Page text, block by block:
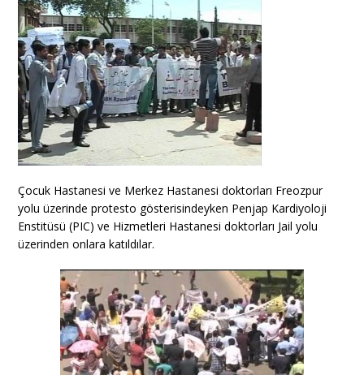
Çocuk Hastanesi ve Merkez Hastanesi doktorları Freozpur
yolu üzerinde protesto gösterisindeyken Penjap Kardiyoloji
Enstitüsü (PIC) ve Hizmetleri Hastanesi doktorları Jail yolu
üzerinden onlara katıldılar.